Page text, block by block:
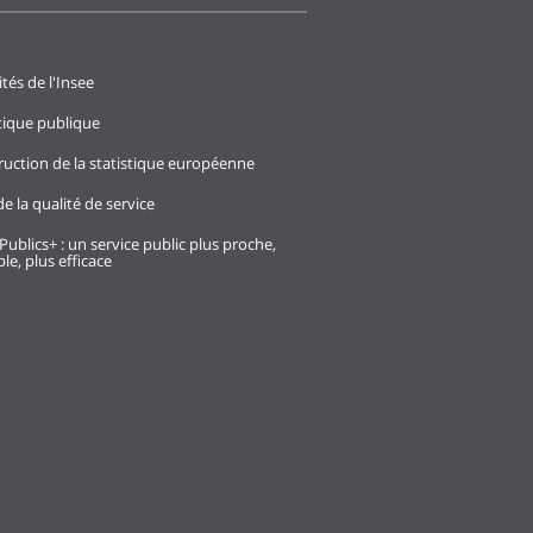
de l'Insee
publique
de la statistique européenne
la qualité de service
: un service public plus proche,
plus efficace